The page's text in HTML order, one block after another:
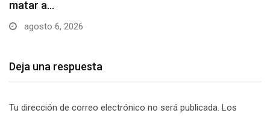
obtener…
agosto 6, 2026
Deja una respuesta
Tu dirección de correo electrónico no será publicada. Los